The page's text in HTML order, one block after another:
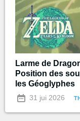
Larme de
Position des
les Géoglyphes
31 jui 2026